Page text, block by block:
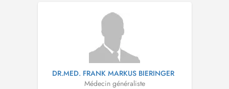
DR.MED. FRANK MARKUS BIERINGER
Médecin généraliste